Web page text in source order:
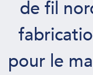
de fil
pour le